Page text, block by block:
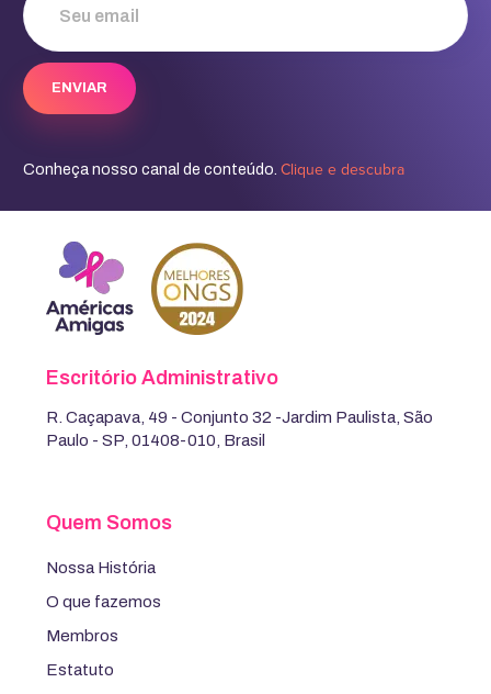
Conheça nosso canal de conteúdo. Clique e descubra
Escritório Administrativo
R. Caçapava, 49 - Conjunto 32 -Jardim Paulista, São
Paulo - SP, 01408-010, Brasil
Quem Somos
Nossa História
O que fazemos
Membros
Estatuto